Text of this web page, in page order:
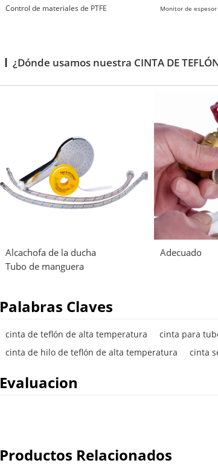
Control de materiales de PTFE Monitor de espesor
¿Dónde usamos nuestra CINTA DE
Alcachofa de la ducha
Tubo de manguera
Adecuado
Palabras Claves
cinta de teflón de alta temperatura cinta para
cinta de hilo de teflón de alta temperatura
cinta
Evaluacion
Productos Relacionados